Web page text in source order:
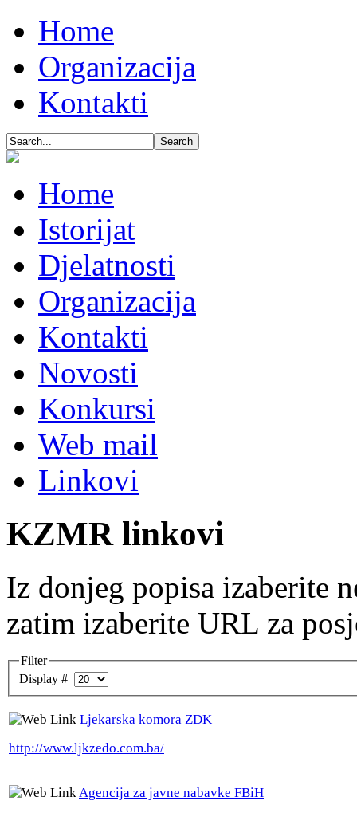
Home
Organizacija
Kontakti
Home
Istorijat
Djelatnosti
Organizacija
Kontakti
Novosti
Konkursi
Web mail
Linkovi
KZMR linkovi
Iz donjeg popisa izaberite
zatim izaberite URL za
Filter
Display #
Ljekarska komora ZDK
http://www.ljkzedo.com.ba/
Agencija za javne nabavke FBiH